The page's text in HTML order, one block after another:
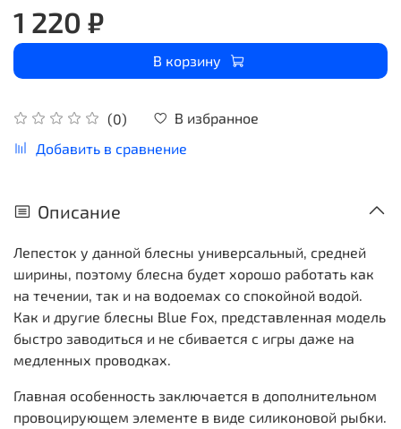
(0)
В избранное
Добавить в сравнение
1 220 ₽
В корзину
Описание
Лепесток у данной блесны универсальный, средней
ширины, поэтому блесна будет хорошо работать как
на течении, так и на водоемах со спокойной водой.
Как и другие блесны Blue Fox, представленная модель
быстро заводиться и не сбивается с игры даже на
медленных проводках.
Главная особенность заключается в дополнительном
провоцирующем элементе в виде силиконовой рыбки.